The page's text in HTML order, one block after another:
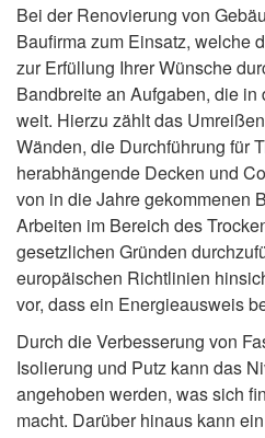
Bei der Renovierung von
Baufirma zum Einsatz, welche
zur Erfüllung Ihrer Wünsche
Bandbreite an Aufgaben, die
weit. Hierzu zählt das
Wänden, die Durchführung für
herabhängende Decken und
von in die Jahre gekommenen
Arbeiten im Bereich des
gesetzlichen Gründen
europäischen Richtlinien
vor, dass ein Energieausweis
Durch die Verbesserung von
Isolierung und Putz kann das
angehoben werden, was sich
macht. Darüber hinaus kann